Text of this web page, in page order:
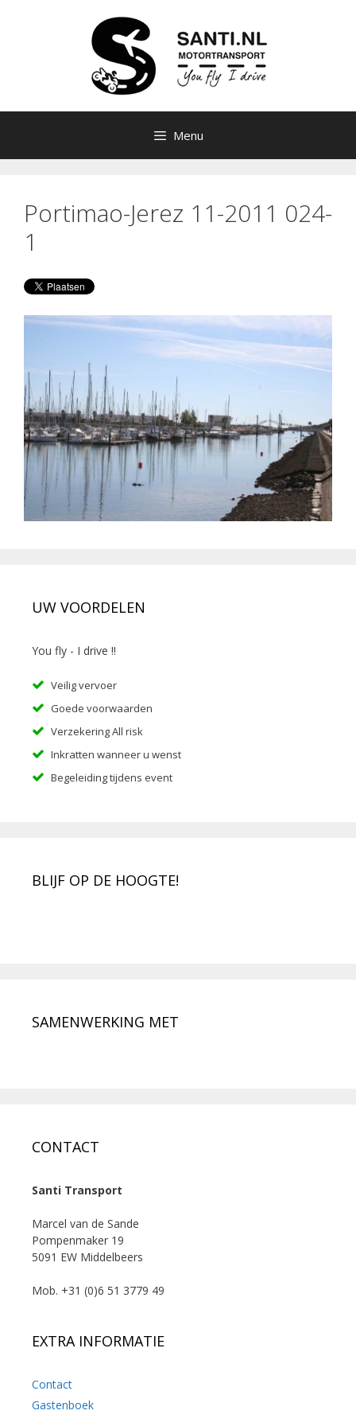
Menu
Portimao-Jerez 11-2011 024-
1
UW VOORDELEN
You fly - I drive !!
Veilig vervoer
Goede voorwaarden
Verzekering All risk
Inkratten wanneer u wenst
Begeleiding tijdens event
BLIJF OP DE HOOGTE!
SAMENWERKING MET
CONTACT
Santi Transport
Marcel van de Sande
Pompenmaker 19
5091 EW Middelbeers
Mob. +31 (0)6 51 3779 49
EXTRA INFORMATIE
Contact
Gastenboek